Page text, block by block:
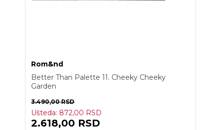
Rom&nd
Better Than Palette 11. Cheeky Cheeky
Garden
3.490,00RSD
Ušteda: 872,00 RSD
2.618,00 RSD